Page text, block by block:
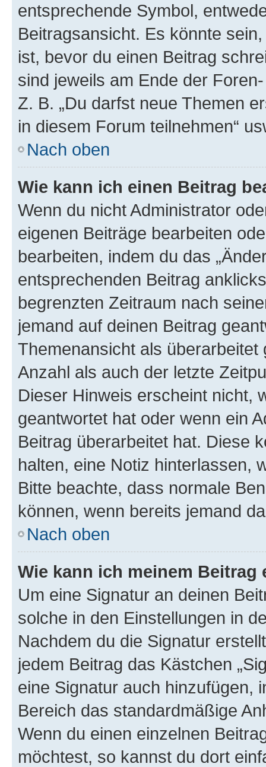
entsprechende Symbol,
Beitragsansicht. Es könnte
ist, bevor du einen Beitrag
sind jeweils am Ende der
Z. B. „Du darfst neue Themen
in diesem Forum teilnehmen“
Nach oben
Wie kann ich einen Beitrag
Wenn du nicht Administrator
eigenen Beiträge bearbeiten
bearbeiten, indem du das
entsprechenden Beitrag
begrenzten Zeitraum nach
jemand auf deinen Beitrag
Themenansicht als
Anzahl als auch der letzte
Dieser Hinweis erscheint nicht,
geantwortet hat oder wenn ein
Beitrag überarbeitet hat. Diese
halten, eine Notiz hinterlassen,
Bitte beachte, dass normale
können, wenn bereits jemand
Nach oben
Wie kann ich meinem
Um eine Signatur an deinen
solche in den Einstellungen in
Nachdem du die Signatur
jedem Beitrag das Kästchen
eine Signatur auch hinzufügen,
Bereich das standardmäßige
Wenn du einen einzelnen
möchtest, so kannst du dort